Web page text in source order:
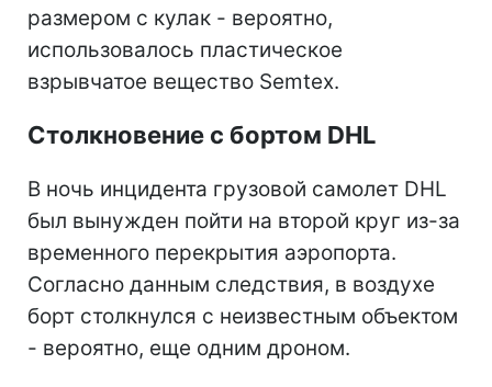
размером с кулак - вероятно,
использовалось пластическое
взрывчатое вещество Semtex.
Столкновение с бортом DHL
В ночь инцидента грузовой самолет DHL
был вынужден пойти на второй круг из-за
временного перекрытия аэропорта.
Согласно данным следствия, в воздухе
борт столкнулся с неизвестным объектом
- вероятно, еще одним дроном.